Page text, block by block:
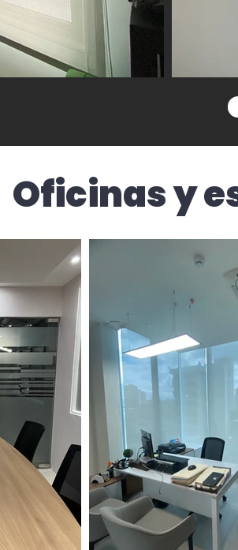
Oficinas y